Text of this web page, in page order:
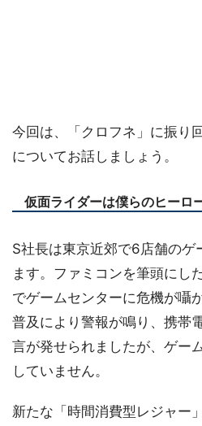
今回は、「クロフネ」に振り
についてお話しましょう。
仮面ライダーは僕らのヒーロ
S社長は東京近郊で6店舗のゲ
ます。ファミコンを筆頭にし
でゲームセンターに危機が囁
普及により警報が鳴り、携帯
言が発せられましたが、ゲー
していません。
新たな「時間消費型レジャー